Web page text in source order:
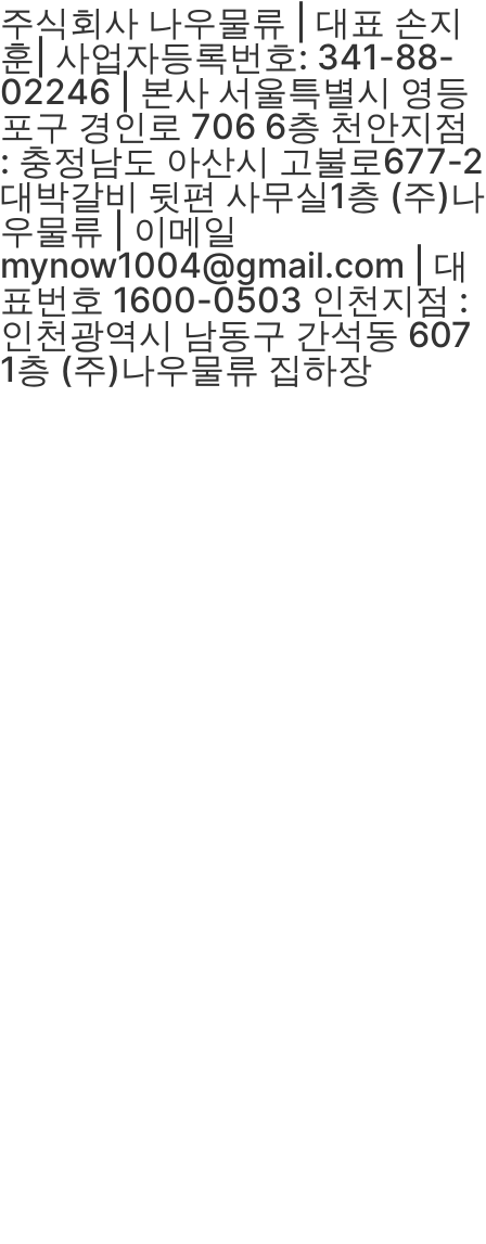
주식회사 나우물류 | 대표 손지
훈| 사업자등록번호: 341-88-
02246 | 본사 서울특별시 영등
포구 경인로 706 6층 천안지점
: 충정남도 아산시 고불로677-2
대박갈비 뒷편 사무실1층 (주)나
우물류 | 이메일
mynow1004@gmail.com | 대
표번호 1600-0503 인천지점 :
인천광역시 남동구 간석동 607
1층 (주)나우물류 집하장